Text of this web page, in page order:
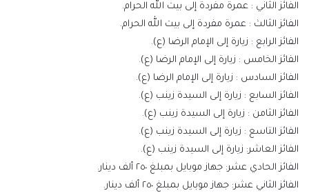
الفائز الثاني : عمرة مفردة إلى بيت الله الحرام.
الفائز الثالث : عمرة مفردة إلى بيت الله الحرام.
الفائز الرابع : زيارة إلى الإمام الرضا (ع).
الفائز الخامس : زيارة إلى الإمام الرضا (ع).
الفائز السادس : زيارة إلى الإمام الرضا (ع).
الفائز السابع : زيارة إلى السيدة زينب (ع).
الفائز الثامن : زيارة إلى السيدة زينب (ع).
الفائز التاسع : زيارة إلى السيدة زينب (ع).
الفائز العاشر: زيارة إلى السيدة زينب (ع).
الفائز الحادي عشر: جهاز موبايل بمبلغ ٢٥٠ ألف دينار.
الفائز الثاني عشر: جهاز موبايل بمبلغ ٢٥٠ ألف دينار.